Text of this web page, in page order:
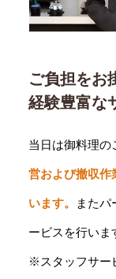
ご負担をお
経験豊富な
当日は御料理の
営および撤収作
います。 またパ
ービスを行いま
※スタッフサー